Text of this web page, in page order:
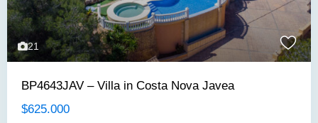
21
BP4643JAV – Villa in Costa Nova Javea
$625.000